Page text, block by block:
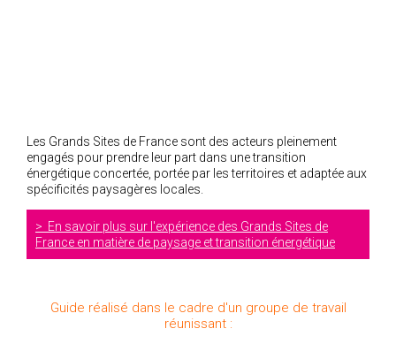
Les Grands Sites de France sont des acteurs pleinement
engagés pour prendre leur part dans une transition
énergétique concertée, portée par les territoires et adaptée aux
spécificités paysagères locales.
En savoir plus sur l'expérience des Grands Sites de
France en matière de paysage et transition énergétique
Guide réalisé dans le cadre d'un groupe de travail
réunissant :